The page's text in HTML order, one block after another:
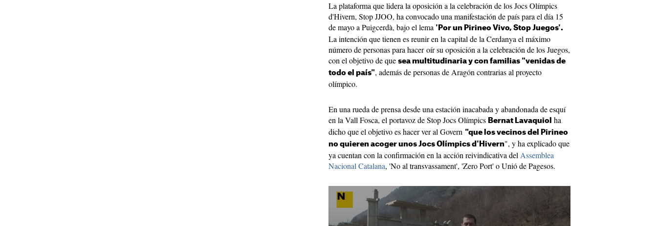
La plataforma que lidera la oposición a la celebración de los Jocs Olímpics
d'Hivern, Stop JJOO, ha convocado una manifestación de país para el día 15
de mayo a Puigcerdà, bajo el lema 'Por un Pirineo Vivo, Stop Juegos'.
La intención que tienen es reunir en la capital de la Cerdanya el máximo
número de personas para hacer oír su oposición a la celebración de los Juegos,
con el objetivo de que sea multitudinaria y con familias "venidas de
todo el país", además de personas de Aragón contrarias al proyecto
olímpico.
En una rueda de prensa desde una estación inacabada y abandonada de esquí
en la Vall Fosca, el portavoz de Stop Jocs Olímpics Bernat Lavaquiol ha
dicho que el objetivo es hacer ver al Govern "que los vecinos del Pirineo
no quieren acoger unos Jocs Olímpics d'Hivern", y ha explicado que
ya cuentan con la confirmación en la acción reivindicativa del Assemblea
Nacional Catalana, 'No al transvassament', 'Zero Port' o Unió de Pagesos.